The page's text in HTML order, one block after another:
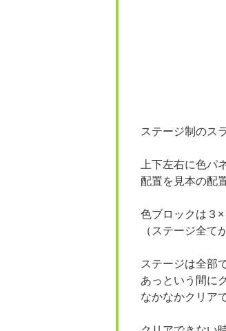
ステージ制のス
上下左右に色パ
配置を見本の配
色ブロックは３×
（ステージ全て
ステージは全部
あっという間に
なかなかクリア